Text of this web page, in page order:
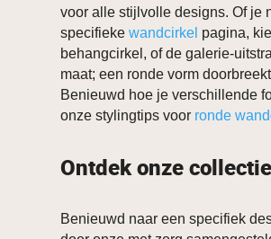
voor alle stijlvolle designs. Of je
specifiekewandcirkel pagina,
behangcirkel, of de galerie-
maat; een ronde vorm
Benieuwd hoe je verschillende
onze stylingtips voor ronde
Ontdek onze
Benieuwd naar een specifiek